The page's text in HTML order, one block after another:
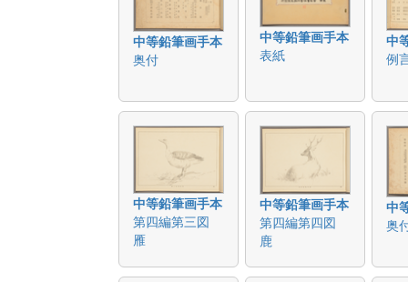
中等鉛筆画手本
奥付
中等鉛筆画手本
表紙
中
例
中等鉛筆画手本
第四編第三図
雁
中等鉛筆画手本
第四編第四図
鹿
中
奥